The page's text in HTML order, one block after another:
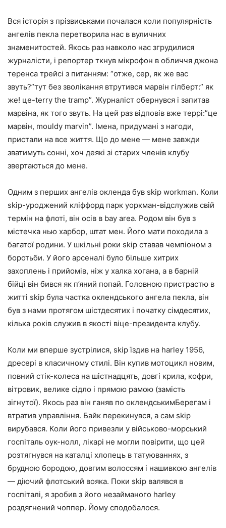
Вся історія з прізвиськами почалася коли популярність
ангелів пекла перетворила нас в вуличних
знаменитостей. Якось раз навколо нас згрудилися
журналісти, і репортер ткнув мікрофон в обличчя джона
теренса трейсі з питанням: “отже, сер, як же вас
звуть?”тут без зволікання втрутився марвін гілберт:” як
же! це-terry the tramp”. Журналіст обернувся і запитав
марвіна, як того звуть. На цей раз відповів вже террі:”це
марвін, mouldy marvin”. Імена, придумані з нагоди,
пристали на все життя. Що до мене — мене завжди
зватимуть сонні, хоч деякі зі старих членів клубу
звертаються до мене.
Одним з перших ангелів окленда був skip workman. Коли
skip-уроджений кліффорд парк уоркман-відслужив свій
термін на флоті, він осів в bay area. Родом він був з
містечка нью харбор, штат мен. Його мати походила з
багатої родини. У шкільні роки skip ставав чемпіоном з
боротьби. У його арсеналі було більше хитрих
захоплень і прийомів, ніж у халка хогана, а в барній
бійці він бився як п’яний попай. Головною пристрастю в
житті skip була частка оклендського ангела пекла, він
був з нами протягом шістдесятих і початку сімдесятих,
кілька років служив в якості віце-президента клубу.
Коли ми вперше зустрілися, skip їздив на harley 1956,
дресері в класичному стилі. Він купив мотоцикл новим,
повний стік-колеса на шістнадцять, довгі крила, кофри,
вітровик, велике сідло і прямою рамою (замість
зігнутої). Якось раз він ганяв по оклендськимБерегам і
втратив управління. Байк перекинувся, а сам skip
вирубався. Коли його привезли у військово-морський
госпіталь оук-нолл, лікарі не могли повірити, що цей
розтягнувся на каталці хлопець в татуюваннях, з
брудною бородою, довгим волоссям і нашивкою ангелів
— діючий флотський вояка. Поки skip валявся в
госпіталі, я зробив з його незайманого harley
роздягнений чоппер. Йому сподобалося.